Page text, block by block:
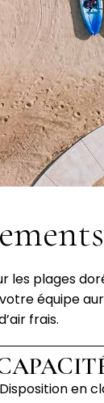
plages
équipe
frais.
Disposition en